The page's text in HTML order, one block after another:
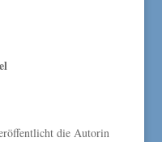
die Autorin